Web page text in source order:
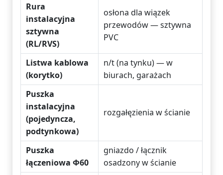
Rura
instalacyjna
sztywna
(RL/RVS)
osłona dla wiązek
przewodów — sztywna
PVC
Listwa kablowa
(korytko)
n/t (na tynku) — w
biurach, garażach
Puszka
instalacyjna
(pojedyncza,
podtynkowa)
rozgałęzienia w ścianie
Puszka
łączeniowa Φ60
gniazdo / łącznik
osadzony w ścianie